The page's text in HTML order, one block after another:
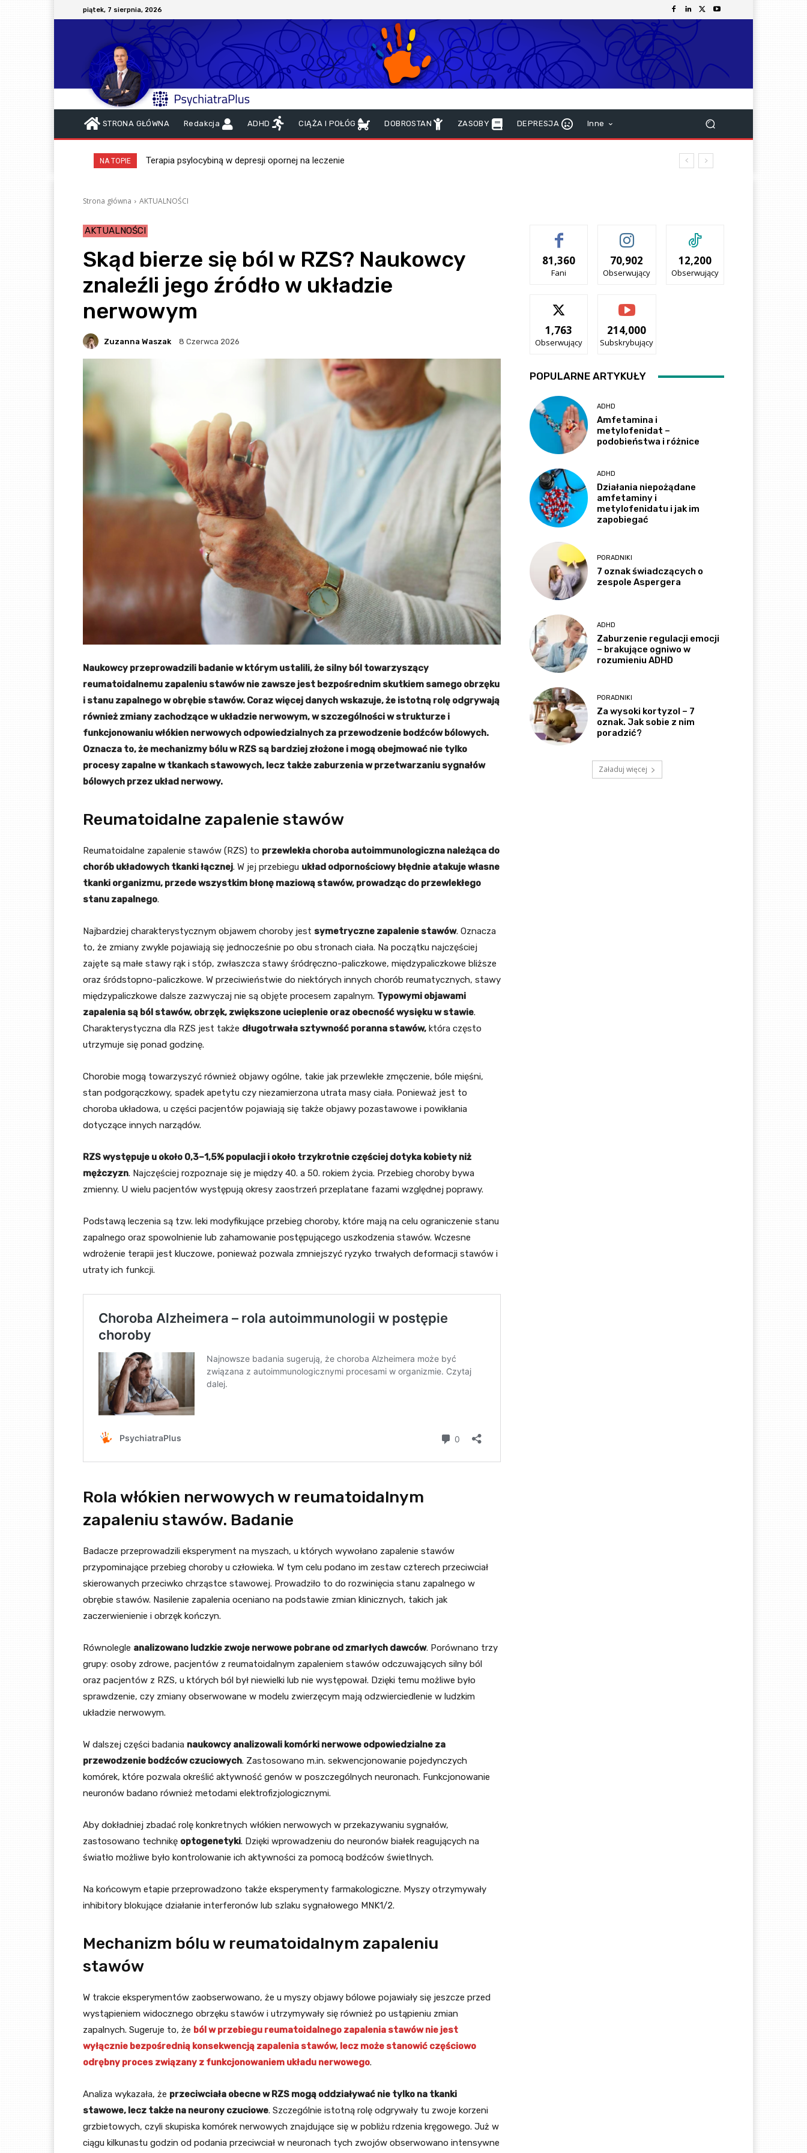
piątek, 7 sierpnia, 2026
STRONA GŁÓWNA Redakcja ADHD CIĄŻA I POŁÓG DOBROSTAN ZASOBY DEPRESJA Inne
NA TOPIE Terapia psylocybiną w depresji opornej na leczenie
Strona główna AKTUALNOŚCI
AKTUALNOŚCI
Skąd bierze się ból w RZS? Naukowcy
znaleźli jego źródło w układzie
nerwowym
Zuzanna Waszak 8 Czerwca 2026
Naukowcy przeprowadzili badanie w którym ustalili, że silny ból towarzyszący
reumatoidalnemu zapaleniu stawów nie zawsze jest bezpośrednim skutkiem samego obrzęku
i stanu zapalnego w obrębie stawów. Coraz więcej danych wskazuje, że istotną rolę odgrywają
również zmiany zachodzące w układzie nerwowym, w szczególności w strukturze i
funkcjonowaniu włókien nerwowych odpowiedzialnych za przewodzenie bodźców bólowych.
Oznacza to, że mechanizmy bólu w RZS są bardziej złożone i mogą obejmować nie tylko
procesy zapalne w tkankach stawowych, lecz także zaburzenia w przetwarzaniu sygnałów
bólowych przez układ nerwowy.
Reumatoidalne zapalenie stawów
Reumatoidalne zapalenie stawów (RZS) to przewlekła choroba autoimmunologiczna należąca do
chorób układowych tkanki łącznej. W jej przebiegu układ odpornościowy błędnie atakuje własne
tkanki organizmu, przede wszystkim błonę maziową stawów, prowadząc do przewlekłego
stanu zapalnego.
Najbardziej charakterystycznym objawem choroby jest symetryczne zapalenie stawów. Oznacza
to, że zmiany zwykle pojawiają się jednocześnie po obu stronach ciała. Na początku najczęściej
zajęte są małe stawy rąk i stóp, zwłaszcza stawy śródręczno-paliczkowe, międzypaliczkowe bliższe
oraz śródstopno-paliczkowe. W przeciwieństwie do niektórych innych chorób reumatycznych, stawy
międzypaliczkowe dalsze zazwyczaj nie są objęte procesem zapalnym. Typowymi objawami
zapalenia są ból stawów, obrzęk, zwiększone ucieplenie oraz obecność wysięku w stawie.
Charakterystyczna dla RZS jest także długotrwała sztywność poranna stawów, która często
utrzymuje się ponad godzinę.
Chorobie mogą towarzyszyć również objawy ogólne, takie jak przewlekłe zmęczenie, bóle mięśni,
stan podgorączkowy, spadek apetytu czy niezamierzona utrata masy ciała. Ponieważ jest to
choroba układowa, u części pacjentów pojawiają się także objawy pozastawowe i powikłania
dotyczące innych narządów.
RZS występuje u około 0,3–1,5% populacji i około trzykrotnie częściej dotyka kobiety niż
mężczyzn. Najczęściej rozpoznaje się je między 40. a 50. rokiem życia. Przebieg choroby bywa
zmienny. U wielu pacjentów występują okresy zaostrzeń przeplatane fazami względnej poprawy.
Podstawą leczenia są tzw. leki modyfikujące przebieg choroby, które mają na celu ograniczenie stanu
zapalnego oraz spowolnienie lub zahamowanie postępującego uszkodzenia stawów. Wczesne
wdrożenie terapii jest kluczowe, ponieważ pozwala zmniejszyć ryzyko trwałych deformacji stawów i
utraty ich funkcji.
Rola włókien nerwowych w reumatoidalnym
zapaleniu stawów. Badanie
Badacze przeprowadzili eksperyment na myszach, u których wywołano zapalenie stawów
przypominające przebieg choroby u człowieka. W tym celu podano im zestaw czterech przeciwciał
skierowanych przeciwko chrząstce stawowej. Prowadziło to do rozwinięcia stanu zapalnego w
obrębie stawów. Nasilenie zapalenia oceniano na podstawie zmian klinicznych, takich jak
zaczerwienienie i obrzęk kończyn.
Równolegle analizowano ludzkie zwoje nerwowe pobrane od zmarłych dawców. Porównano trzy
grupy: osoby zdrowe, pacjentów z reumatoidalnym zapaleniem stawów odczuwających silny ból
oraz pacjentów z RZS, u których ból był niewielki lub nie występował. Dzięki temu możliwe było
sprawdzenie, czy zmiany obserwowane w modelu zwierzęcym mają odzwierciedlenie w ludzkim
układzie nerwowym.
W dalszej części badania naukowcy analizowali komórki nerwowe odpowiedzialne za
przewodzenie bodźców czuciowych. Zastosowano m.in. sekwencjonowanie pojedynczych
komórek, które pozwala określić aktywność genów w poszczególnych neuronach. Funkcjonowanie
neuronów badano również metodami elektrofizjologicznymi.
Aby dokładniej zbadać rolę konkretnych włókien nerwowych w przekazywaniu sygnałów,
zastosowano technikę optogenetyki. Dzięki wprowadzeniu do neuronów białek reagujących na
światło możliwe było kontrolowanie ich aktywności za pomocą bodźców świetlnych.
Na końcowym etapie przeprowadzono także eksperymenty farmakologiczne. Myszy otrzymywały
inhibitory blokujące działanie interferonów lub szlaku sygnałowego MNK1/2.
Mechanizm bólu w reumatoidalnym zapaleniu
stawów
W trakcie eksperymentów zaobserwowano, że u myszy objawy bólowe pojawiały się jeszcze przed
wystąpieniem widocznego obrzęku stawów i utrzymywały się również po ustąpieniu zmian
zapalnych. Sugeruje to, że ból w przebiegu reumatoidalnego zapalenia stawów nie jest
wyłącznie bezpośrednią konsekwencją zapalenia stawów, lecz może stanowić częściowo
odrębny proces związany z funkcjonowaniem układu nerwowego.
Analiza wykazała, że przeciwciała obecne w RZS mogą oddziaływać nie tylko na tkanki
stawowe, lecz także na neurony czuciowe. Szczególnie istotną rolę odgrywały tu zwoje korzeni
grzbietowych, czyli skupiska komórek nerwowych znajdujące się w pobliżu rdzenia kręgowego. Już w
ciągu kilkunastu godzin od podania przeciwciał w neuronach tych zwojów obserwowano intensywne
81,360
Fani
70,902
Obserwujący
12,200
Obserwujący
1,763
Obserwujący
214,000
Subskrybujący
POPULARNE ARTYKUŁY
ADHD
Amfetamina i
metylofenidat –
podobieństwa i różnice
ADHD
Działania niepożądane
amfetaminy i
metylofenidatu i jak im
zapobiegać
PORADNIKI
7 oznak świadczących o
zespole Aspergera
ADHD
Zaburzenie regulacji emocji
– brakujące ogniwo w
rozumieniu ADHD
PORADNIKI
Za wysoki kortyzol – 7
oznak. Jak sobie z nim
poradzić?
Załaduj więcej